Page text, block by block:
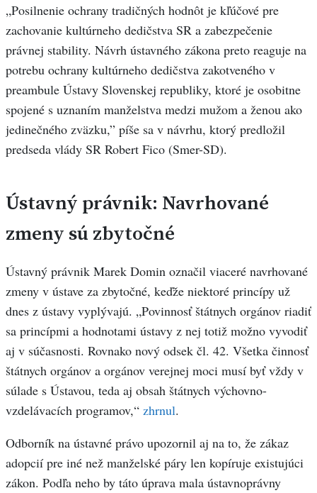
„Posilnenie ochrany tradičných hodnôt je kľúčové pre
zachovanie kultúrneho dedičstva SR a zabezpečenie
právnej stability. Návrh ústavného zákona preto reaguje na
potrebu ochrany kultúrneho dedičstva zakotveného v
preambule Ústavy Slovenskej republiky, ktoré je osobitne
spojené s uznaním manželstva medzi mužom a ženou ako
jedinečného zväzku,” píše sa v návrhu, ktorý predložil
predseda vlády SR Robert Fico (Smer-SD).
Ústavný právnik: Navrhované
zmeny sú zbytočné
Ústavný právnik Marek Domin označil viaceré navrhované
zmeny v ústave za zbytočné, keďže niektoré princípy už
dnes z ústavy vyplývajú. „Povinnosť štátnych orgánov riadiť
sa princípmi a hodnotami ústavy z nej totiž možno vyvodiť
aj v súčasnosti. Rovnako nový odsek čl. 42. Všetka činnosť
štátnych orgánov a orgánov verejnej moci musí byť vždy v
súlade s Ústavou, teda aj obsah štátnych výchovno-
vzdelávacích programov,“ zhrnul.
Odborník na ústavné právo upozornil aj na to, že zákaz
adopcií pre iné než manželské páry len kopíruje existujúci
zákon. Podľa neho by táto úprava mala ústavnoprávny